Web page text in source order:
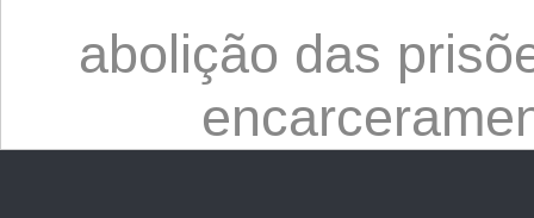
abolição das